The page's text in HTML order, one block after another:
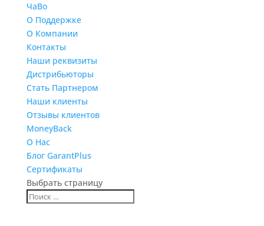
ЧаВо
О Поддержке
О Компании
Контакты
Наши реквизиты
Дистрибьюторы
Стать Партнером
Наши клиенты
Отзывы клиентов
MoneyBack
О Нас
Блог GarantPlus
Сертификаты
Выбрать страницу